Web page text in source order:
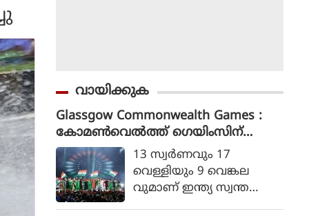
വായിക്കുക
Glassgow Commonwealth Games :
കോമൺവെൽത്ത് ഗെയിംസിന്
ഗ്ലാസ്ഗോയിൽ കൊടിയിറങ്ങി, മെഡ
ൽ നേട്ടത്തിൽ ഇന്ത്യ നാലാമത്
13 സ്വര്‍ണവും 17
വെള്ളിയും 9 വെങ്കല
വുമാണ് ഇന്ത്യ സ്വന്ത